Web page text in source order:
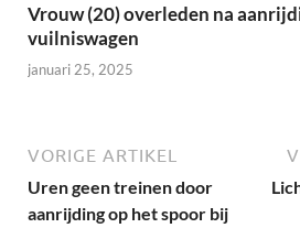
Vrouw (20) overleden na
vuilniswagen
januari 25, 2025
VORIGE ARTIKEL
Uren geen treinen door
aanrijding op het spoor bij